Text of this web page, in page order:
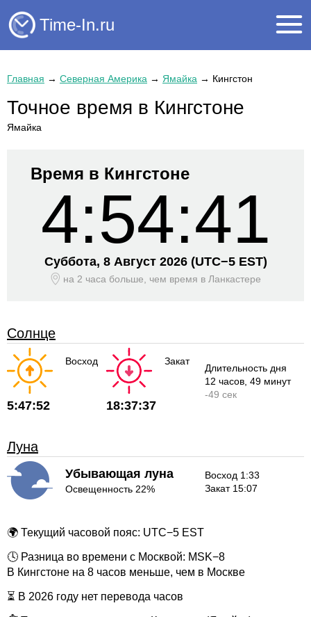
Time-In.ru
Главная → Северная Америка → Ямайка → Кингстон
Точное время в Кингстоне
Ямайка
Время в Кингстоне
4:54:41
Суббота, 8 Август 2026 (UTC−5 EST)
на 2 часа больше, чем время в Ланкастере
Солнце
Восход
5:47:52
Закат
18:37:37
Длительность дня
12 часов , 49 минут
-49 сек
Луна
Убывающая луна
Освещенность 22%
Восход 1:33
Закат 15:07
🌍 Текущий часовой пояс: UTC−5 EST
🕓 Разница во времени с Москвой: MSK−8
В Кингстоне на 8 часов меньше, чем в Москве
⏳ В 2026 году нет перевода часов